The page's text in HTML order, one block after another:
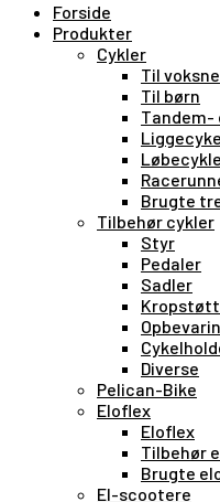
Forside
Produkter
Cykler
Til voksne
Til børn
Tandem-
Brugte
Tilbehør cykler
Styr
Pedaler
Sadler
Diverse
Pelican-Bike
Eloflex
Eloflex
Tilbehør
Brugte
El-scootere